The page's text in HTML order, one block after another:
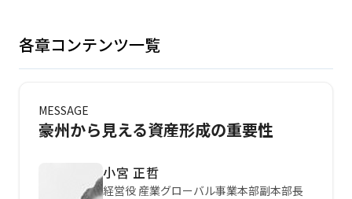
各章コンテンツ一覧
MESSAGE
豪州から見える資産形成の重要性
小宮 正哲
経営役 産業グローバル事業本部副本部長